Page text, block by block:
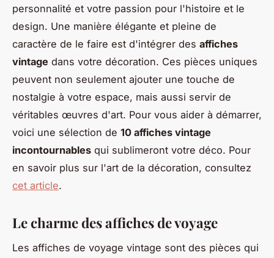
personnalité et votre passion pour l'histoire et le
design. Une manière élégante et pleine de
caractère de le faire est d'intégrer des affiches
vintage dans votre décoration. Ces pièces uniques
peuvent non seulement ajouter une touche de
nostalgie à votre espace, mais aussi servir de
véritables œuvres d'art. Pour vous aider à démarrer,
voici une sélection de 10 affiches vintage
incontournables qui sublimeront votre déco. Pour
en savoir plus sur l'art de la décoration, consultez
cet article.
Le charme des affiches de voyage
Les affiches de voyage vintage sont des pièces qui